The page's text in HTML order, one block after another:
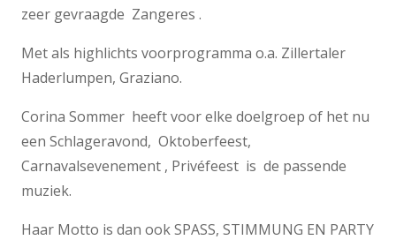
zeer gevraagde Zangeres .
Met als highlichts voorprogramma o.a. Zillertaler
Haderlumpen, Graziano.
Corina Sommer heeft voor elke doelgroep of het nu
een Schlageravond, Oktoberfeest,
Carnavalsevenement , Privéfeest is de passende
muziek.
Haar Motto is dan ook SPASS, STIMMUNG EN PARTY